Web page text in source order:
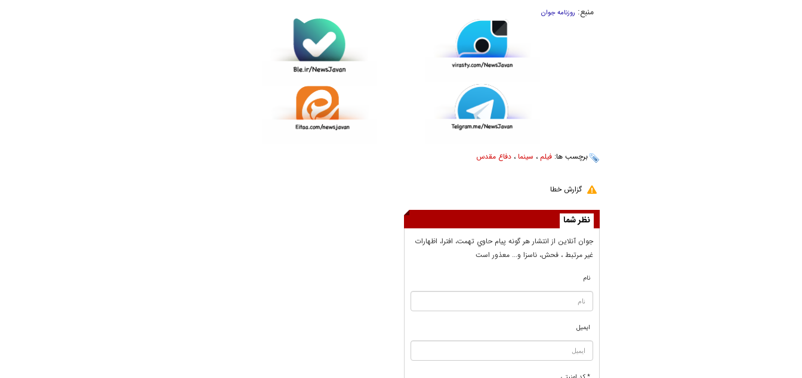
منبع: روزنامه جوان
برچسب ها: فیلم، سینما‌، دفاع مقدس
گزارش خطا
نظر شما
جوان آنلاين از انتشار هر گونه پيام حاوي تهمت، افترا، اظهارات
غير مرتبط ، فحش، ناسزا و... معذور است
نام
ایمیل